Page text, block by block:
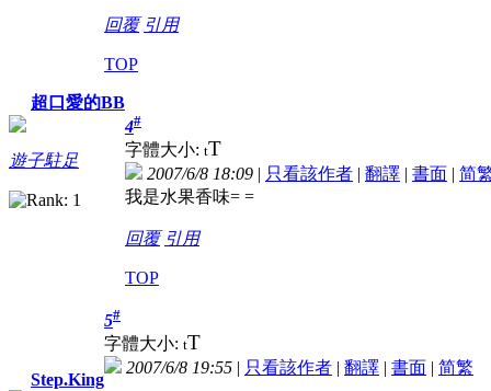
回覆 引用
TOP
超口愛的BB
遊子駐足
4#
字體大小: tT
2007/6/8 18:09 | 只看該作者 | 翻譯 | 書面 | 简
我是水果香味= =
回覆 引用
TOP
Step.King
5#
字體大小: tT
2007/6/8 19:55 | 只看該作者 | 翻譯 | 書面 | 简繁